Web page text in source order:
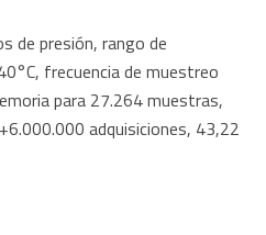
de presión, rango de
frecuencia de muestreo
para 27.264 muestras,
adquisiciones, 43,22